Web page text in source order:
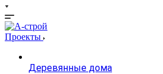
Проекты
Деревянные дома